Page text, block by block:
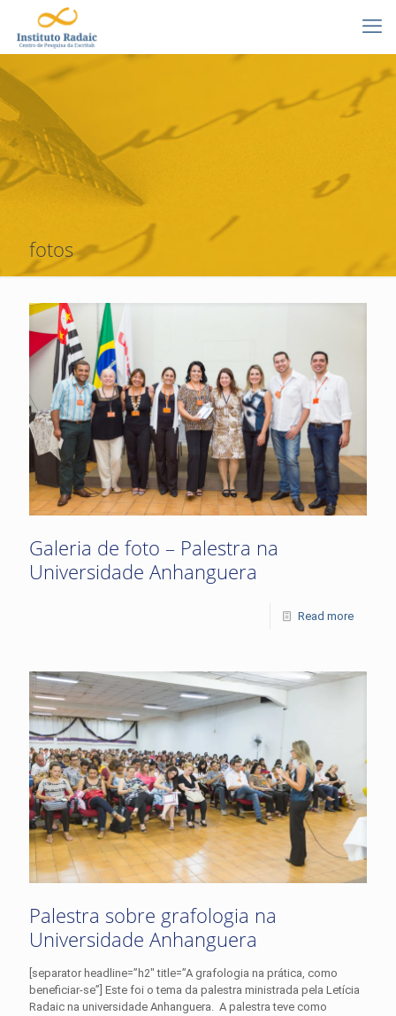
fotos
Galeria de foto – Palestra na
Universidade Anhanguera
Read more
Palestra sobre grafologia na
Universidade Anhanguera
[separator headline=”h2″ title=”A grafologia na prática, como
beneficiar-se”] Este foi o tema da palestra ministrada pela Letícia
Radaic na universidade Anhanguera. A palestra teve como